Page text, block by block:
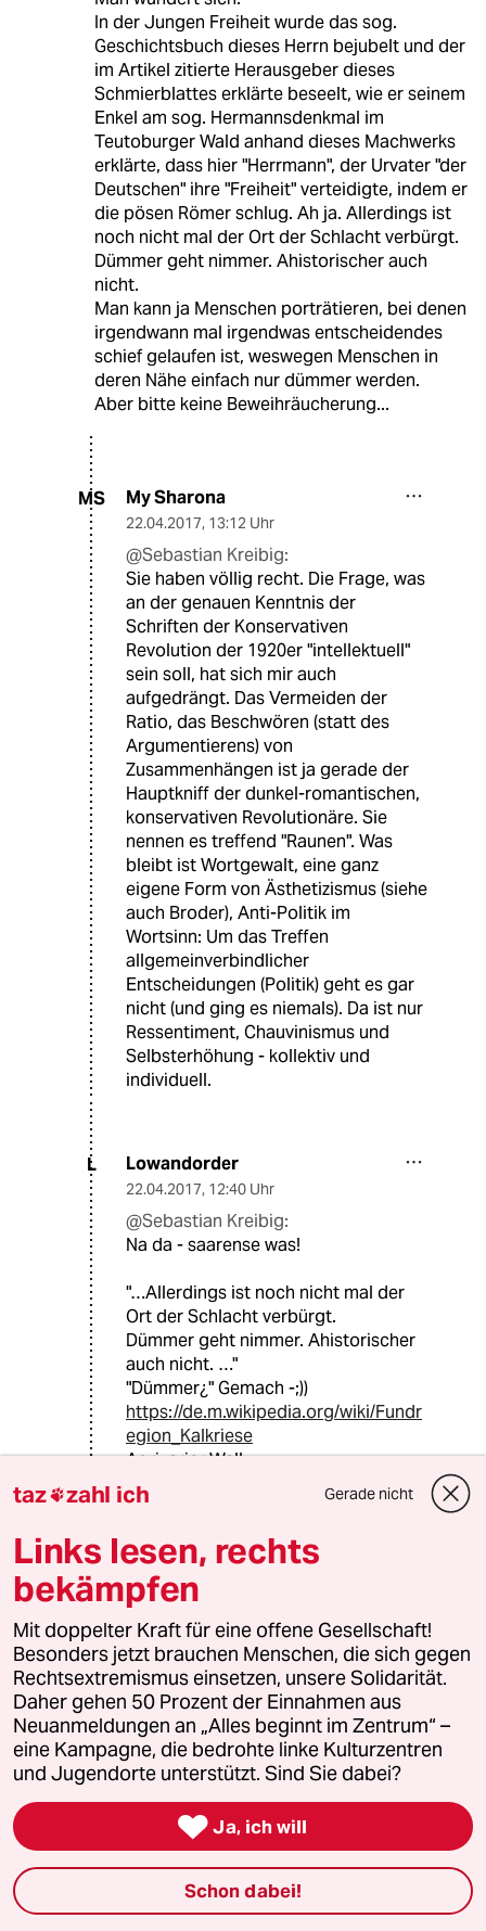
In der Jungen Freiheit wurde das sog.
Geschichtsbuch dieses Herrn bejubelt und der
im Artikel zitierte Herausgeber dieses
Schmierblattes erklärte beseelt, wie er seinem
Enkel am sog. Hermannsdenkmal im
Teutoburger Wald anhand dieses Machwerks
erklärte, dass hier "Herrmann", der Urvater "der
Deutschen" ihre "Freiheit" verteidigte, indem er
die pösen Römer schlug. Ah ja. Allerdings ist
noch nicht mal der Ort der Schlacht verbürgt.
Dümmer geht nimmer. Ahistorischer auch
nicht.
Man kann ja Menschen porträtieren, bei denen
irgendwann mal irgendwas entscheidendes
schief gelaufen ist, weswegen Menschen in
deren Nähe einfach nur dümmer werden.
Aber bitte keine Beweihräucherung...
MS My Sharona
22.04.2017, 13:12 Uhr
@Sebastian Kreibig:
Sie haben völlig recht. Die Frage, was
an der genauen Kenntnis der
Schriften der Konservativen
Revolution der 1920er "intellektuell"
sein soll, hat sich mir auch
aufgedrängt. Das Vermeiden der
Ratio, das Beschwören (statt des
Argumentierens) von
Zusammenhängen ist ja gerade der
Hauptkniff der dunkel-romantischen,
konservativen Revolutionäre. Sie
nennen es treffend "Raunen". Was
bleibt ist Wortgewalt, eine ganz
eigene Form von Ästhetizismus (siehe
auch Broder), Anti-Politik im
Wortsinn: Um das Treffen
allgemeinverbindlicher
Entscheidungen (Politik) geht es gar
nicht (und ging es niemals). Da ist nur
Ressentiment, Chauvinismus und
Selbsterhöhung - kollektiv und
individuell.
L Lowandorder
22.04.2017, 12:40 Uhr
@Sebastian Kreibig:
Na da - saarense was!
"…Allerdings ist noch nicht mal der
Ort der Schlacht verbürgt.
Dümmer geht nimmer. Ahistorischer
auch nicht. …"
"Dümmer¿" Gemach -;))
https://de.m.wikipedia.org/wiki/Fundr
egion_Kalkriese
Agrivarier Wall -
"…Der Ort selbst ist ein wenig
entfernt vom Erdwall und vom
Kampf. Daher kann behauptet
werden, dass dort zwischen Reitern
beider Völker gekämpft wurde.“…"
Ok - "Der Jurist und Philosoph Carl
Gerhard Wilhelm Lodtmann (1720–
1755) …" Es ist also noch mehr als
Vorsicht geboten - wa!
(Andererseits erinnert unser
Corvinianum-Lehrer hier an den
altspr. Persetter & seine Karte an -
Taygetos-ΤαΰγετοςFelsen - von dem
die Spartaner ihre mißratenen
Sprößlinge stürzten. Bedaure - daß
du nicht hier bist!"
Na bitte - geht doch - wa!
taz zahl ich Gerade nicht
Links lesen, rechts
bekämpfen
Mit doppelter Kraft für eine offene Gesellschaft!
Besonders jetzt brauchen Menschen, die sich gegen
Rechtsextremismus einsetzen, unsere Solidarität.
Daher gehen 50 Prozent der Einnahmen aus
Neuanmeldungen an „Alles beginnt im Zentrum“ –
eine Kampagne, die bedrohte linke Kulturzentren
und Jugendorte unterstützt. Sind Sie dabei?
 Ja, ich will
Schon dabei!